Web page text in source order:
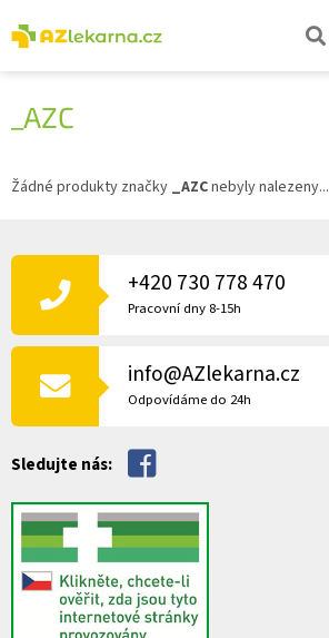
na
obsah
_AZC
Žádné produkty značky _AZCnebyly nalezeny...
Á
T
+420 730 778 470
Pracovní dny 8-15h
info@AZlekarna.cz
Odpovídáme do 24h
Sledujte nás: